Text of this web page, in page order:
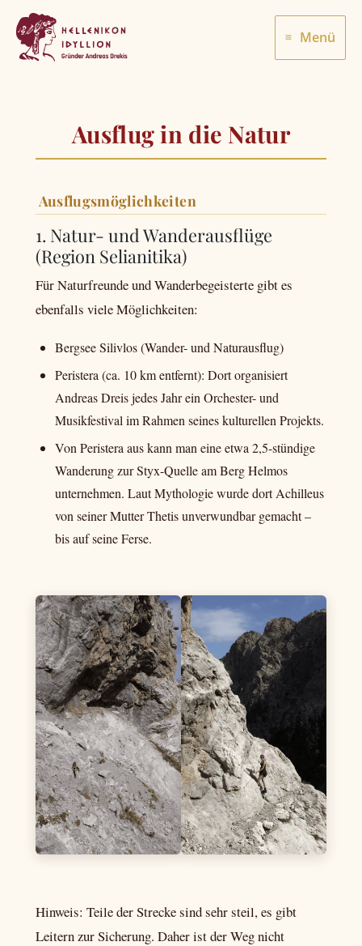
Inhalt
springen
Menü
Ausflug in die Natur
Ausflugsmöglichkeiten
1. Natur- und Wanderausflüge
(Region Selianitika)
Für Naturfreunde und Wanderbegeisterte gibt es
ebenfalls viele Möglichkeiten:
Bergsee Silivlos (Wander- und Naturausflug)
Peristera (ca. 10 km entfernt): Dort organisiert
Andreas Dreis jedes Jahr ein Orchester- und
Musikfestival im Rahmen seines kulturellen Projekts.
Von Peristera aus kann man eine etwa 2,5-stündige
Wanderung zur Styx-Quelle am Berg Helmos
unternehmen. Laut Mythologie wurde dort Achilleus
von seiner Mutter Thetis unverwundbar gemacht –
bis auf seine Ferse.
Hinweis: Teile der Strecke sind sehr steil, es gibt
Leitern zur Sicherung. Daher ist der Weg nicht